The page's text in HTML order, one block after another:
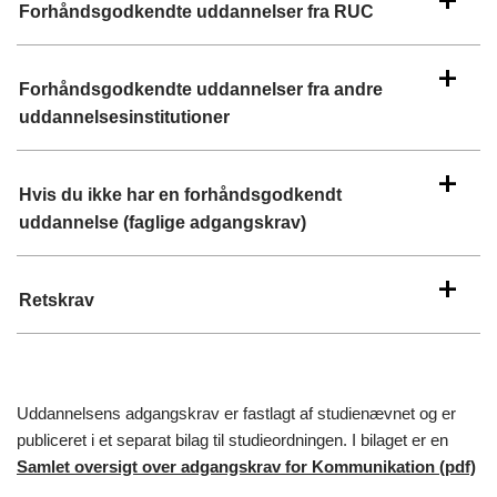
Forhåndsgodkendte uddannelser fra RUC
Forhåndsgodkendte uddannelser fra andre
uddannelsesinstitutioner
Hvis du ikke har en forhåndsgodkendt
uddannelse (faglige adgangskrav)
Retskrav
Uddannelsens adgangskrav er fastlagt af studienævnet og er
publiceret i et separat bilag til studieordningen. I bilaget er en
Samlet oversigt over adgangskrav for Kommunikation (pdf)